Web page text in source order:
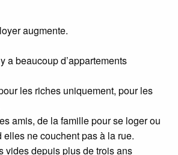
augmente.
a beaucoup d’appartements
les riches uniquement, pour les
amis, de la famille pour se loger ou
ne couchent pas à la rue.
vides depuis plus de trois ans